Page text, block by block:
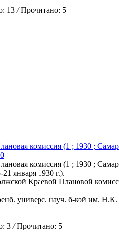
13 /Прочитано: 5
комиссия (1 ; 1930 ;
комиссия (1 ; 1930 ;
января 1930 г.).
Краевой Плановой
универс. науч. б-кой им.
3 /Прочитано: 5